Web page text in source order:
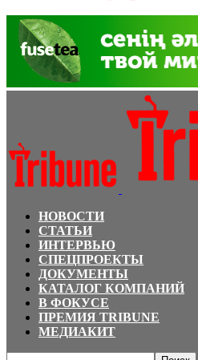
НОВОСТИ
СТАТЬИ
ИНТЕРВЬЮ
СПЕЦПРОЕКТЫ
ДОКУМЕНТЫ
КАТАЛОГ КОМПАНИЙ
В ФОКУСЕ
ПРЕМИЯ TRIBUNE
МЕДИАКИТ